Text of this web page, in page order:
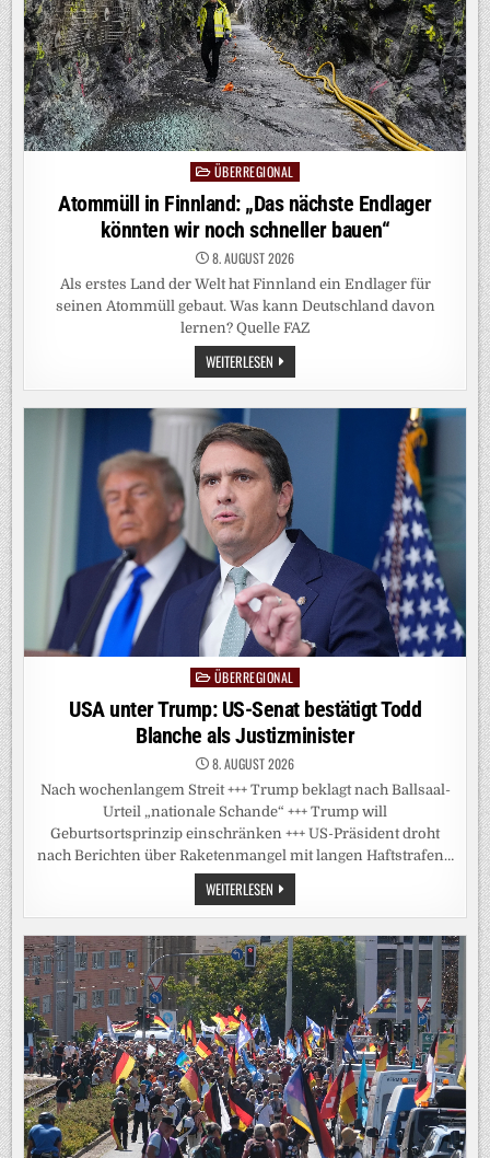
Posted
in
ÜBERREGIONAL
Atommüll in Finnland: „Das nächste Endlager
könnten wir noch schneller bauen“
8. AUGUST 2026
Als erstes Land der Welt hat Finnland ein Endlager für
seinen Atommüll gebaut. Was kann Deutschland davon
lernen? Quelle FAZ
WEITERLESEN ATOMMÜLL
IN
FINNLAND:
ENDLAGER
KÖNNTEN
WIR
NOCH
SCHNELLER
BAUEN“
PostedÜBERREGIONAL
USA unter Trump: US-Senat bestätigt Todd
Blanche als Justizminister
8. AUGUST 2026
Nach wochenlangem Streit +++ Trump beklagt nach Ballsaal-
Urteil „nationale Schande“ +++ Trump will
Geburtsortsprinzip einschränken +++ US-Präsident droht
nach Berichten über Raketenmangel mit langen Haftstrafen…
WEITERLESEN USA
UNTER
TRUMP:
US-
SENAT
BESTÄTIGT
TODD
BLANCHE
ALS
JUSTIZMINISTER